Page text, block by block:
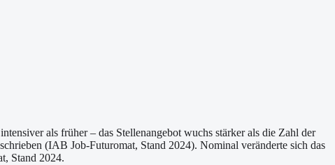
als früher – das Stellenangebot wuchs stärker als die Zahl der
(IAB Job-Futuromat, Stand 2024). Nominal veränderte sich das
Stand 2024.